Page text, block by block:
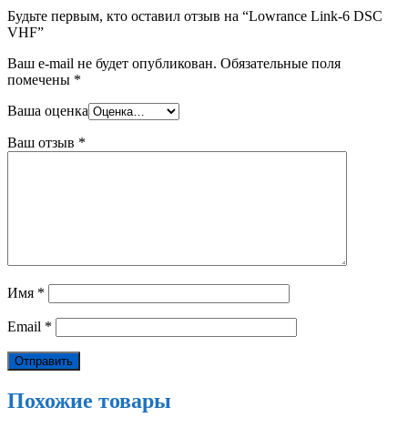
Будьте первым, кто оставил отзыв на “Lowrance Link-6 DSC
VHF”
Ваш e-mail не будет опубликован. Обязательные поля
помечены *
Ваша оценка
Ваш отзыв *
Имя *
Email *
Похожие товары